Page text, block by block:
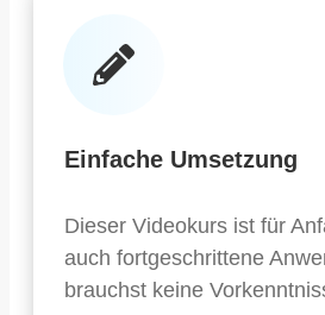
Einfache Umsetzung
Dieser Videokurs ist für
auch fortgeschrittene
brauchst keine